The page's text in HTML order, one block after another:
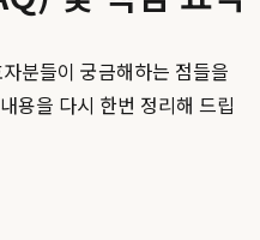
분들이 궁금해하는 점들을
용을 다시 한번 정리해 드립